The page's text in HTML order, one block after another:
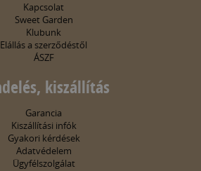
Kapcsolat
Sweet Garden
Klubunk
Elállás a szerződéstől
ÁSZF
kiszállítás
Garancia
Kiszállítási infók
Gyakori kérdések
Adatvédelem
Ügyfélszolgálat